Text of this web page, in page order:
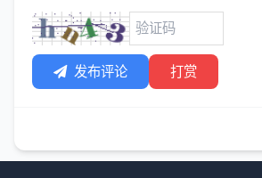
发布评论 打赏